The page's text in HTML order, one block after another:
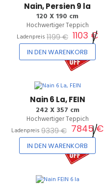
Nain, Persien 9 la
120 X 190 cm
Hochwertiger Teppich
Ladenpreis 1199 € 1103 €
IN DEN WARENKORB
16%
Nain 6 La, FEIN
242 X 357 cm
Hochwertiger Teppich
Ladenpreis 9339 € 7845 €
IN DEN WARENKORB
20%